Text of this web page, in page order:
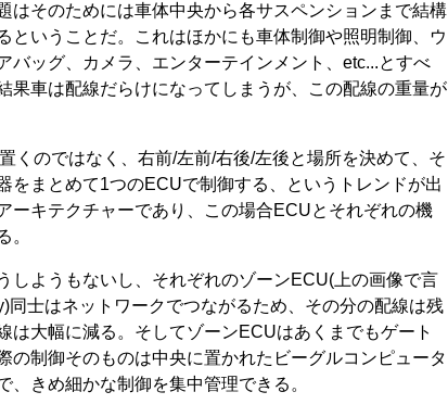
はそのためには車体中央から各サスペンションまで結構
ということだ。これはほかにも車体制御や照明制御、ウ
バッグ、カメラ、エンターテインメント、etc...とすべ
果車は配線だらけになってしまうが、この配線の重量が
くのではなく、右前/左前/右後/左後と場所を決めて、そ
をまとめて1つのECUで制御する、というトレンドが出
ーキテクチャーであり、この場合ECUとそれぞれの機
。
しようもないし、それぞれのゾーンECU(上の画像で言
同士はネットワークでつながるため、その分の配線は残
は大幅に減る。そしてゾーンECUはあくまでもゲート
の制御そのものは中央に置かれたビーグルコンピュータ
、きめ細かな制御を集中管理できる。